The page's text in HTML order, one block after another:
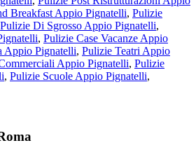
Breakfast Appio Pignatelli, Pulizie
Pulizie Di Sgrosso Appio Pignatelli,
, Pulizie Case Vacanze Appio
Appio Pignatelli, Pulizie Teatri Appio
Appio Pignatelli, Pulizie
, Pulizie Scuole Appio Pignatelli,